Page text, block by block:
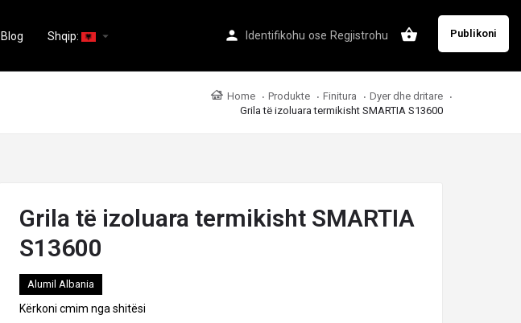
Identifikohu ose Regjistrohu Publikoni
Blog Shqip: arrow_drop_down
Home Produkte Finitura
Dyer dhe dritare
Grila të izoluara termikisht SMARTIA S13600
Grila të izoluara termikisht SMARTIA
S13600
Alumil Albania
Kërkoni cmim nga shitësi